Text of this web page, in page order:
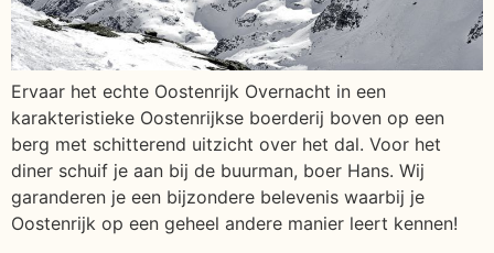
Ervaar het echte Oostenrijk Overnacht in een
karakteristieke Oostenrijkse boerderij boven op een
berg met schitterend uitzicht over het dal. Voor het
diner schuif je aan bij de buurman, boer Hans. Wij
garanderen je een bijzondere belevenis waarbij je
Oostenrijk op een geheel andere manier leert kennen!